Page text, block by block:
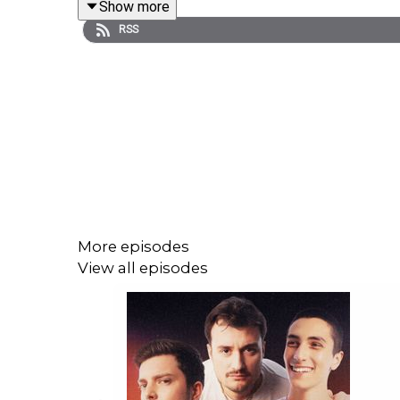
Réagissez au podcast sur les réseaux avec le
Show more
RSS
More episodes
View all episodes